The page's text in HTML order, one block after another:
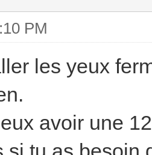
PM
les yeux
avoir une